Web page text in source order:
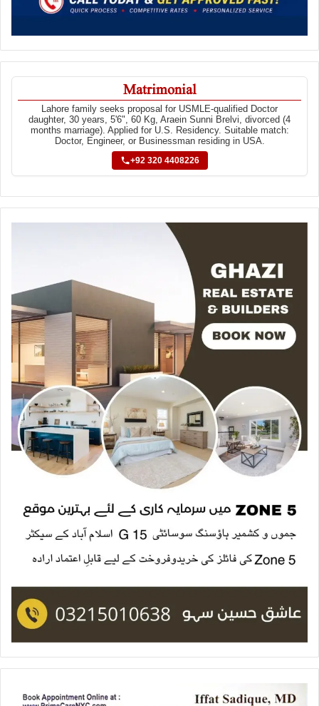
Matrimonial
Lahore family seeks proposal for USMLE-qualified Doctor
daughter, 30 years, 5'6", 60 Kg, Araein Sunni Brelvi, divorced (4
months marriage). Applied for U.S. Residency. Suitable match:
Doctor, Engineer, or Businessman residing in USA.
+92 320 4408226